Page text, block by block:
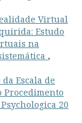
Virtual
Estudo
na
,
Escala de
20